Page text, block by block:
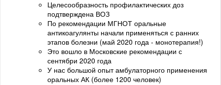
Целесообразность профилактических доз
подтверждена ВОЗ
По рекомендации МГНОТ оральные
антикоагулянты начали применяться с ранних
этапов болезни (май 2020 года - монотерапия!)
Это вошло в Московские рекомендации с
сентябри 2020 года
У нас большой опыт амбулаторного применения
оральных АК (более 1200 человек)